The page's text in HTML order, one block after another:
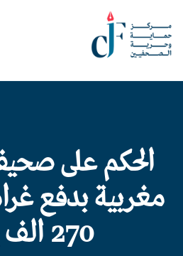
الحكم على
مغربية بدفع
270 الف يورو